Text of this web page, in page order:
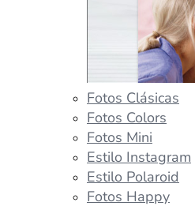
Fotos Clásicas
Fotos Colors
Fotos Mini
Estilo Instagram
Estilo Polaroid
Fotos Happy